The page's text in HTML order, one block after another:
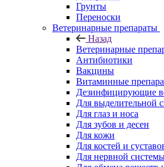
Грунты
Переноски
Ветеринарные препараты
Назад
Ветеринарные
Антибиотики
Вакцины
Витаминные
Дезинфицирующие
Для выделительной
Для глаз и носа
Для зубов и десен
Для кожи
Для костей и
Для нервной